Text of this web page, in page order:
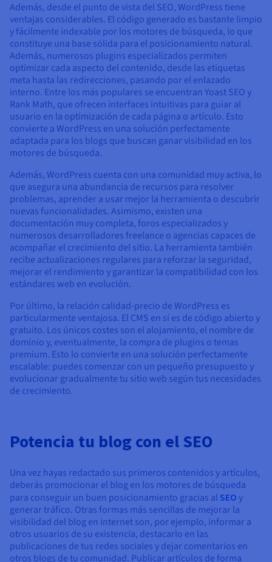
Además, desde el punto de vista del SEO, WordPress tiene
ventajas considerables. El código generado es bastante limpio
y fácilmente indexable por los motores de búsqueda, lo que
constituye una base sólida para el posicionamiento natural.
Además, numerosos plugins especializados permiten
optimizar cada aspecto del contenido, desde las etiquetas
meta hasta las redirecciones, pasando por el enlazado
interno. Entre los más populares se encuentran Yoast SEO y
Rank Math, que ofrecen interfaces intuitivas para guiar al
usuario en la optimización de cada página o artículo. Esto
convierte a WordPress en una solución perfectamente
adaptada para los blogs que buscan ganar visibilidad en los
motores de búsqueda.
Además, WordPress cuenta con una comunidad muy activa, lo
que asegura una abundancia de recursos para resolver
problemas, aprender a usar mejor la herramienta o descubrir
nuevas funcionalidades. Asimismo, existen una
documentación muy completa, foros especializados y
numerosos desarrolladores freelance o agencias capaces de
acompañar el crecimiento del sitio. La herramienta también
recibe actualizaciones regulares para reforzar la seguridad,
mejorar el rendimiento y garantizar la compatibilidad con los
estándares web en evolución.
Por último, la relación calidad-precio de WordPress es
particularmente ventajosa. El CMS en sí es de código abierto y
gratuito. Los únicos costes son el alojamiento, el nombre de
dominio y, eventualmente, la compra de plugins o temas
premium. Esto lo convierte en una solución perfectamente
escalable: puedes comenzar con un pequeño presupuesto y
evolucionar gradualmente tu sitio web según tus necesidades
de crecimiento.
Potencia tu blog con el SEO
Una vez hayas redactado sus primeros contenidos y artículos,
deberás promocionar el blog en los motores de búsqueda
para conseguir un buen posicionamiento gracias al SEO y
generar tráfico. Otras formas más sencillas de mejorar la
visibilidad del blog en internet son, por ejemplo, informar a
otros usuarios de su existencia, destacarlo en las
publicaciones de tus redes sociales y dejar comentarios en
otros blogs de tu comunidad. Publicar artículos de forma